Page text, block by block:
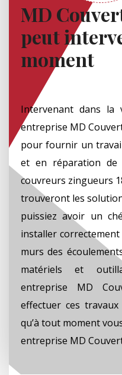
MD
peut
moment
Intervenant dans la
entreprise MD
pour fournir un
et en réparation de
couvreurs zingueurs
trouveront les
puissiez avoir un
installer
murs des
matériels et
entreprise MD
effectuer ces
qu’à tout moment
entreprise MD